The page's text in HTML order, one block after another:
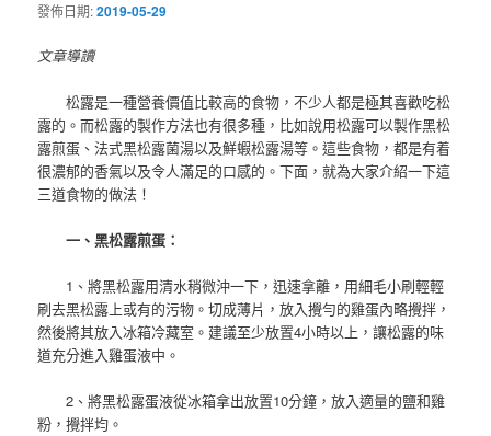
發佈日期:2019-05-29
文章導讀
松露是一種營養價值比較高的食物，不少人都是極其喜歡吃松
露的。而松露的製作方法也有很多種，比如說用松露可以製作黑松
露煎蛋、法式黑松露菌湯以及鮮蝦松露湯等。這些食物，都是有着
很濃郁的香氣以及令人滿足的口感的。下面，就為大家介紹一下這
三道食物的做法！
一、黑松露煎蛋：
1、將黑松露用清水稍微沖一下，迅速拿離，用細毛小刷輕輕
刷去黑松露上或有的污物。切成薄片，放入攪勻的雞蛋內略攪拌，
然後將其放入冰箱冷藏室。建議至少放置4小時以上，讓松露的味
道充分進入雞蛋液中。
2、將黑松露蛋液從冰箱拿出放置10分鐘，放入適量的鹽和雞
粉，攪拌均。